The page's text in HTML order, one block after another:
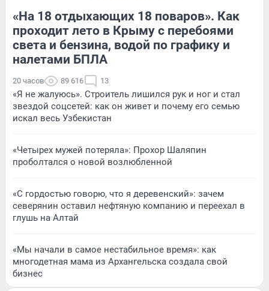
«На 18 отдыхающих 18 поваров». Как
проходит лето в Крыму с перебоями
света и бензина, водой по графику и
налетами БПЛА
20 часов 89 616 13
«Я не жалуюсь». Строитель лишился рук и ног и стал
звездой соцсетей: как он живет и почему его семью
искал весь Узбекистан
«Четырех мужей потеряла»: Прохор Шаляпин
проболтался о новой возлюбленной
«С гордостью говорю, что я деревенский»: зачем
северянин оставил нефтяную компанию и переехал в
глушь на Алтай
«Мы начали в самое нестабильное время»: как
многодетная мама из Архангельска создала свой
бизнес